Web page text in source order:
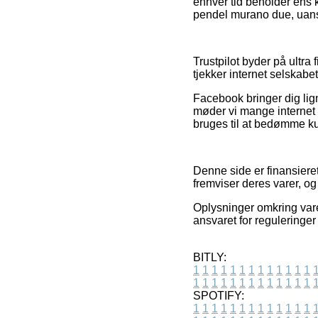
pendel murano due,
Trustpilot byder på ultra
tjekker internet
Facebook bringer dig
møder vi mange
bruges til at bedømme
Denne side er
fremviser deres varer,
Oplysninger omkring
ansvaret for
BITLY:
1 1 1 1 1 1 1 1 1 1 1 1 1
1 1 1 1 1 1 1 1 1 1 1 1 1
SPOTIFY:
1 1 1 1 1 1 1 1 1 1 1 1 1